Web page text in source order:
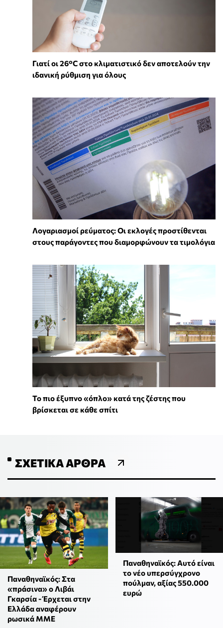
Γιατί οι 26°C στο κλιματιστικό δεν αποτελούν την
ιδανική ρύθμιση για όλους
Λογαριασμοί ρεύματος: Οι εκλογές προστίθενται
στους παράγοντες που διαμορφώνουν τα τιμολόγια
To πιο έξυπνο «όπλο» κατά της ζέστης που
βρίσκεται σε κάθε σπίτι
ΣΧΕΤΙΚΆ ΆΡΘΡΑ
Παναθηναϊκός: Στα
«πράσινα» ο Λιβάι
Γκαρσία - Έρχεται στην
Ελλάδα αναφέρουν
ρωσικά ΜΜΕ
Παναθηναϊκός: Αυτό είναι
το νέο υπερσύγχρονο
πούλμαν, αξίας 550.000
ευρώ